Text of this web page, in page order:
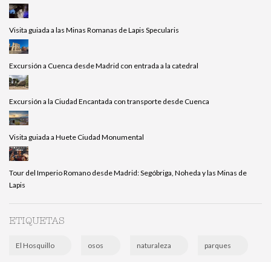
Visita guiada a las Minas Romanas de Lapis Specularis
Excursión a Cuenca desde Madrid con entrada a la catedral
Excursión a la Ciudad Encantada con transporte desde Cuenca
Visita guiada a Huete Ciudad Monumental
Tour del Imperio Romano desde Madrid: Segóbriga, Noheda y las Minas de
Lapis
ETIQUETAS
El Hosquillo osos naturaleza parques